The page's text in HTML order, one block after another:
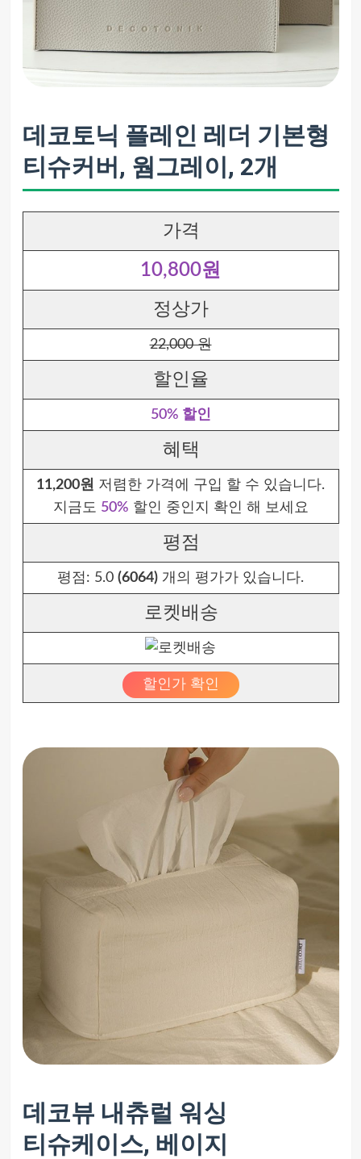
데코토닉 플레인 레더 기본형
티슈커버, 웜그레이, 2개
가격
10,800원
정상가
22,000 원
할인율
50% 할인
혜택
11,200원 저렴한 가격에 구입 할 수 있습니다.
지금도 50% 할인 중인지 확인 해 보세요
평점
평점: 5.0 (6064) 개의 평가가 있습니다.
로켓배송
할인가 확인
데코뷰 내츄럴 워싱
티슈케이스, 베이지